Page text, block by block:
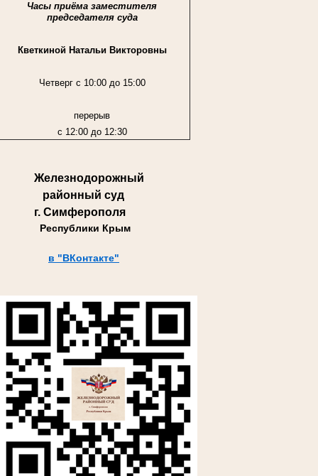
Часы приёма заместителя
председателя суда
Кветкиной Натальи Викторовны
Четверг с 10:00 до 15:00
перерыв
с 12:00 до 12:30
Железнодорожный
районный суд
г. Симферополя
Республики Крым
в "ВКонтакте"